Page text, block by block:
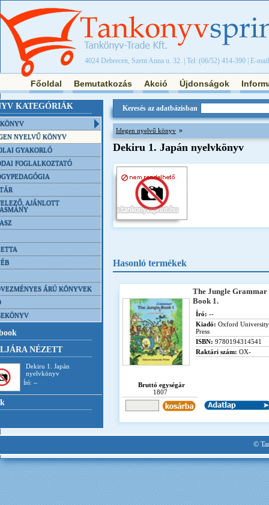
4024 Debrecen, Szent Anna u. 32. | Tel: (06/52) 414-390 | E-
Főoldal Bemutatkozás Akció Újdonságok
KATEGÓRIÁK
NYELVŰ KÖNYV
GYAKORLÓ
FOGLALKOZTATÓ
AJÁNLOTT
ÁRÚ KÖNYVEK
NÉZETT
Dekiru 1. Japán
nyelvkönyv
Író: --
Keresés az adatbázisban
Idegen nyelvű könyv »
Dekiru 1. Japán nyelvkönyv
Hasonló termékek
The Jungle Grammar
Book 1.
Író: --
Kiadó: Oxford University
Press
ISBN: 9780194314541
Raktári szám: OX-
Bruttó egységár
1807
©